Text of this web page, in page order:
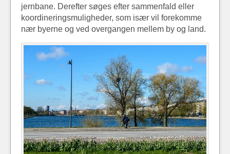
jernbane. Derefter søges efter sammenfald eller
koordineringsmuligheder, som især vil forekomme
nær byerne og ved overgangen mellem by og land.